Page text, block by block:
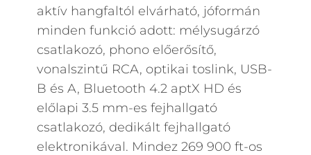
aktív hangfaltól elvárható, jóformán
minden funkció adott: mélysugárzó
csatlakozó, phono előerősítő,
vonalszintű RCA, optikai toslink, USB-
B és A, Bluetooth 4.2 aptX HD és
előlapi 3.5 mm-es fejhallgató
csatlakozó, dedikált fejhallgató
elektronikával. Mindez 269 900 ft-os